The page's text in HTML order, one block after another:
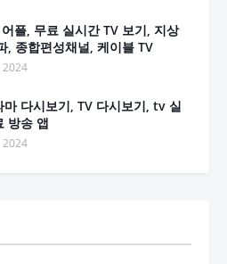
플, 무료 실시간 TV 보기, 지상
, 종합편성채널, 케이블 TV
2024
마 다시보기, TV 다시보기, tv 실
방송 앱
2024